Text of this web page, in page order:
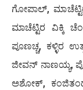
ಗೋಪಾಲ್,
ಮಾಚೆಟ್ಟಿರ ವಿಕ್ಕಿ
ಪೂಣಚ್ಚ, ಕಳ್ಳಿರ
ಜೀವನ್ ನಾಣಯ್ಯ,
ಅಶೋಕ್,